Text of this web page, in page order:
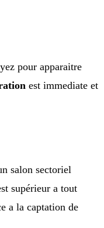
pour apparaitre
est immediate et
salon sectoriel
supérieur a tout
a la captation de